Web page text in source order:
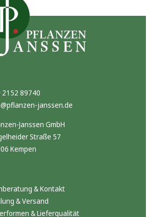
2152 89740
janssen.de
Janssen GmbH
Straße 57
Kempen
& Kontakt
& Versand
& Lieferqualität